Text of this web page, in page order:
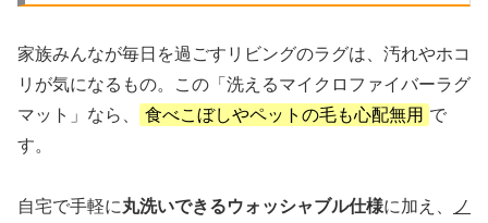
家族みんなが毎日を過ごすリビングのラグは、汚れやホコ
リが気になるもの。この「洗えるマイクロファイバーラグ
マット」なら、
食べこぼしやペットの毛も心配無用 で
す。
自宅で手軽に丸洗いできるウォッシャブル仕様に加え、
ノ